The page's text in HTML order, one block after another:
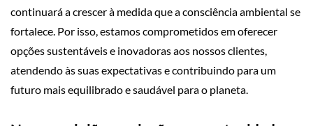
continuará a crescer à medida que a consciência ambiental se
fortalece. Por isso, estamos comprometidos em oferecer
opções sustentáveis e inovadoras aos nossos clientes,
atendendo às suas expectativas e contribuindo para um
futuro mais equilibrado e saudável para o planeta.